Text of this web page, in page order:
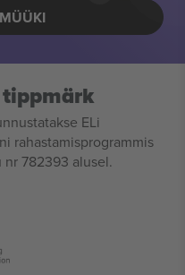
ELi
rahastamisprogrammis
782393 alusel.